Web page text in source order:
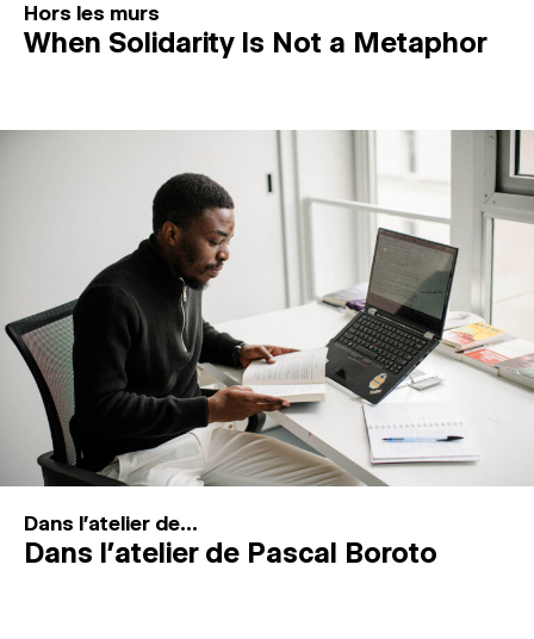
Hors les murs
When Solidarity Is Not a Metaphor
Dans l'atelier de...
Dans l’atelier de Pascal Boroto